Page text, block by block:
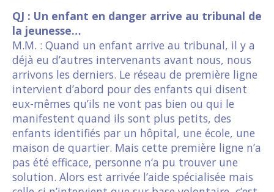
QJ : Un enfant en danger arrive au tribunal de
la jeunesse…
M.M. : Quand un enfant arrive au tribunal, il y a
déjà eu d’autres intervenants avant nous, nous
arrivons les derniers. Le réseau de première ligne
intervient d’abord pour des enfants qui disent
eux-mêmes qu’ils ne vont pas bien ou qui le
manifestent quand ils sont plus petits, des
enfants identifiés par un hôpital, une école, une
maison de quartier. Mais cette première ligne n’a
pas été efficace, personne n‘a pu trouver une
solution. Alors est arrivée l’aide spécialisée mais